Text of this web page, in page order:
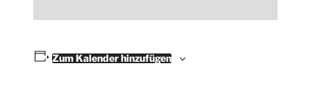
Zum Kalender hinzufügen